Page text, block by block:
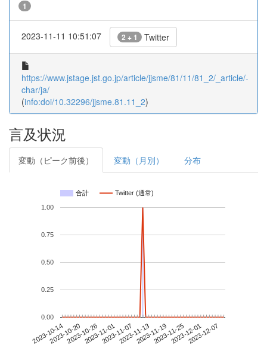
1
2023-11-11 10:51:07 2 + 1 Twitter
https://www.jstage.jst.go.jp/article/jjsme/81/11/81_2/_article/-
char/ja/
(info:doi/10.32296/jjsme.81.11_2)
言及状況
変動（ピーク前後） 変動（月別） 分布
合計 Twitter (通常)
2023-10-142023-10-202023-10-262023-11-012023-11-072023-11-132023-11-192023-11-252023-12-012023-12-07
0.00
0.25
0.50
0.75
1.00